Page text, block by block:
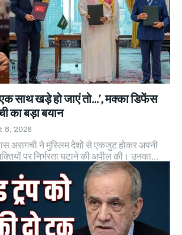
साथ खड़े हो जाएं तो…’, मक्का डिफेंस
का बड़ा बयान
8, 2026
अरागची ने मुस्लिम देशों से एकजुट होकर अपनी
पर निर्भरता घटाने की अपील की। उनका...